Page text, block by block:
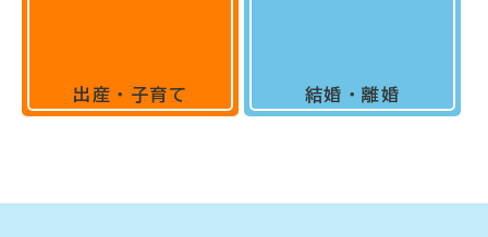
出産・子育て 結婚・離婚